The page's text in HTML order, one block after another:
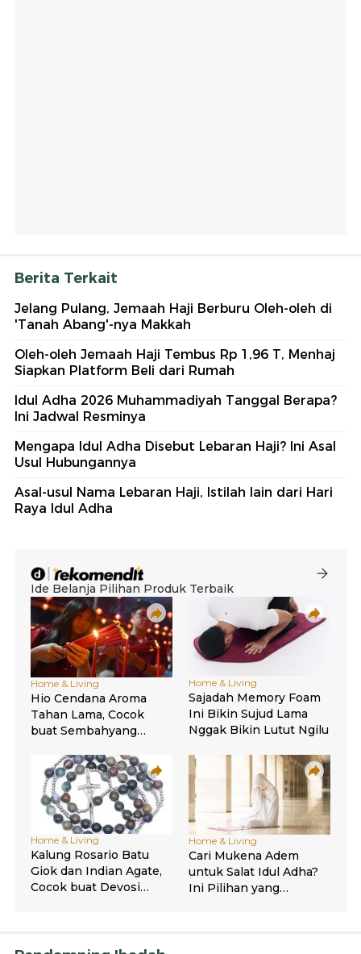
Berita Terkait
Jelang Pulang, Jemaah Haji Berburu Oleh-oleh di
'Tanah Abang'-nya Makkah
Oleh-oleh Jemaah Haji Tembus Rp 1,96 T, Menhaj
Siapkan Platform Beli dari Rumah
Idul Adha 2026 Muhammadiyah Tanggal Berapa?
Ini Jadwal Resminya
Mengapa Idul Adha Disebut Lebaran Haji? Ini Asal
Usul Hubungannya
Asal-usul Nama Lebaran Haji, Istilah lain dari Hari
Raya Idul Adha